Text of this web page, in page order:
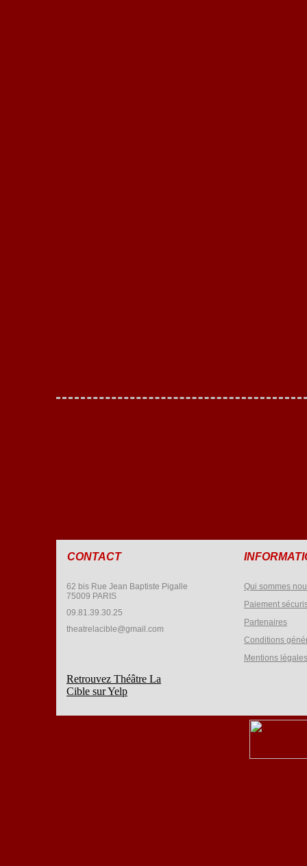
CONTACT
62 bis Rue Jean Baptiste Pigalle
75009 PARIS
09.81.39.30.25
theatrelacible@gmail.com
Retrouvez Théâtre La
Cible sur Yelp
Qui sommes
Paiement
Partenaires
Conditions
Mentions légales